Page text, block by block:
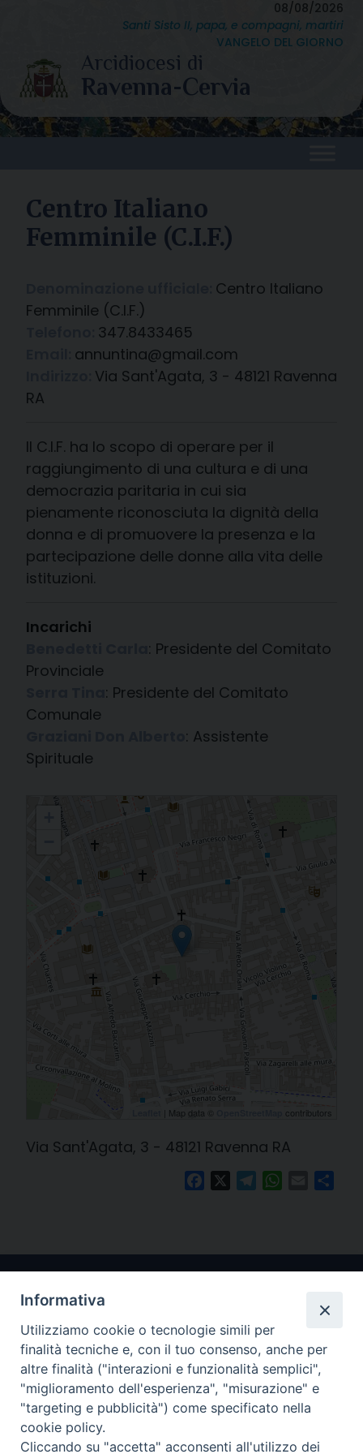
content
08/08/2026
Santi Sisto II, papa, e compagni, martiri
VANGELO DEL GIORNO
Centro Italiano
Femminile (C.I.F.)
Centro Italiano
Femminile (C.I.F.)
347.8433465
annuntina@gmail.com
Via Sant'Agata, 3 - 48121 Ravenna
RA
Il C.I.F. ha lo scopo di operare per il
raggiungimento di una cultura e di una
democrazia paritaria in cui sia
pienamente riconosciuta la dignità della
donna e di promuovere la presenza e la
partecipazione delle donne alla vita delle
istituzioni.
Incarichi
: Presidente del Comitato
Provinciale
: Presidente del Comitato
Comunale
: Assistente
Spirituale
Centro Italiano Femminile (C.I.F.)
| Map data © contributors
Via Sant'Agata, 3 - 48121 Ravenna RA
FacebookTelegram
WhatsApp
Email
Arcidiocesi di Ravenna-Cervia
CONTATTI
Informativa
Utilizziamo cookie o tecnologie simili per
finalità tecniche e, con il tuo consenso, anche per
altre finalità ("interazioni e funzionalità semplici",
"miglioramento dell'esperienza", "misurazione" e
"targeting e pubblicità") come specificato nella
cookie policy.
Cliccando su "accetta" acconsenti all'utilizzo dei